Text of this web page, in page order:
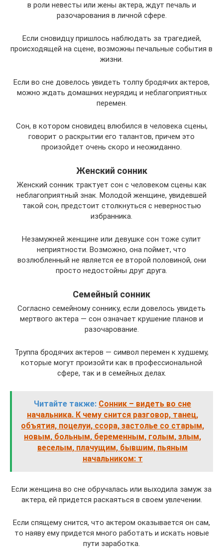
в роли невесты или жены актера, ждут печаль и
разочарования в личной сфере.
Если сновидцу пришлось наблюдать за трагедией,
происходящей на сцене, возможны печальные события в
жизни.
Если во сне довелось увидеть толпу бродячих актеров,
можно ждать домашних неурядиц и неблагоприятных
перемен.
Сон, в котором сновидец влюбился в человека сцены,
говорит о раскрытии его талантов, причем это
произойдет очень скоро и неожиданно.
Женский сонник
Женский сонник трактует сон с человеком сцены как
неблагоприятный знак. Молодой женщине, увидевшей
такой сон, предстоит столкнуться с неверностью
избранника.
Незамужней женщине или девушке сон тоже сулит
неприятности. Возможно, она поймет, что
возлюбленный не является ее второй половиной, они
просто недостойны друг друга.
Семейный сонник
Согласно семейному соннику, если довелось увидеть
мертвого актера — сон означает крушение планов и
разочарование.
Труппа бродячих актеров — символ перемен к худшему,
которые могут произойти как в профессиональной
сфере, так и в семейных делах.
Читайте также: Сонник – видеть во сне
начальника. К чему снится разговор, танец,
объятия, поцелуи, ссора, застолье со старым,
новым, больным, беременным, голым, злым,
веселым, плачущим, бывшим, пьяным
начальником: т
Если женщина во сне обручалась или выходила замуж за
актера, ей придется раскаяться в своем увлечении.
Если спящему снится, что актером оказывается он сам,
то наяву ему придется много работать и искать новые
пути заработка.